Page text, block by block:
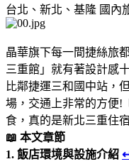
台北、新北、基隆 國內
晶華旗下每一間捷絲旅
三重館」就有著設計感
比鄰捷運三和國中站，
場，交通上非常的方便!
食，真的是新北三重住
📖 本文章節
1. 飯店環境與設施介紹